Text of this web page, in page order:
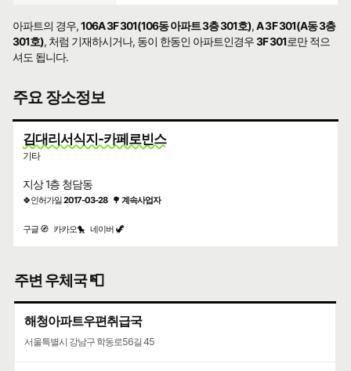
아파트의 경우,106A 3F 301(106동 아파트 3층 301호),A 3F 301(A동 3층
301호), 처럼 기재하시거나, 동이 한동인 아파트인경우3F 301로만 적으
셔도 됩니다.
주요 장소정보
김대리서식지-카페로빈스
기타
지상 1층 청담동
🍀인허가일2017-03-28 🌳 계속사업자
구글 🧭 카카오🐤 네이버 🦖
주변 우체국 📮
해청아파트우편취급국
서울특별시 강남구 학동로56길 45